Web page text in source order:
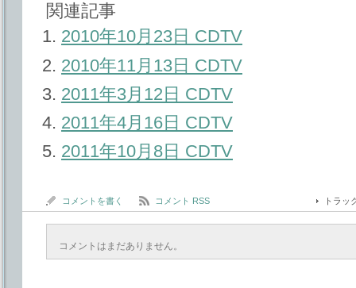
関連記事
2010年10月23日 CDTV
2010年11月13日 CDTV
2011年3月12日 CDTV
2011年4月16日 CDTV
2011年10月8日 CDTV
コメントを書く コメント RSS トラ
コメントはまだありません。